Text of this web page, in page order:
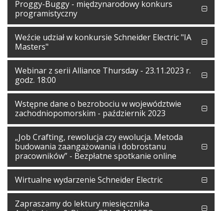
Proggy-Buggy - międzynarodowy konkurs
programistyczny
Weźcie udział w konkursie Schneider Electric "IA
Masters"
Webinar z serii Alliance Thursday - 23.11.2023 r.
godz. 18:00
Wstępne dane o bezrobociu w województwie
zachodniopomorskim - październik 2023
„Job Crafting, rewolucja czy ewolucja. Metoda
budowania zaangażowania i dobrostanu
pracowników” - Bezpłatne spotkanie online
Wirtualne wydarzenie Schneider Electric
Zapraszamy do lektury miesięcznika